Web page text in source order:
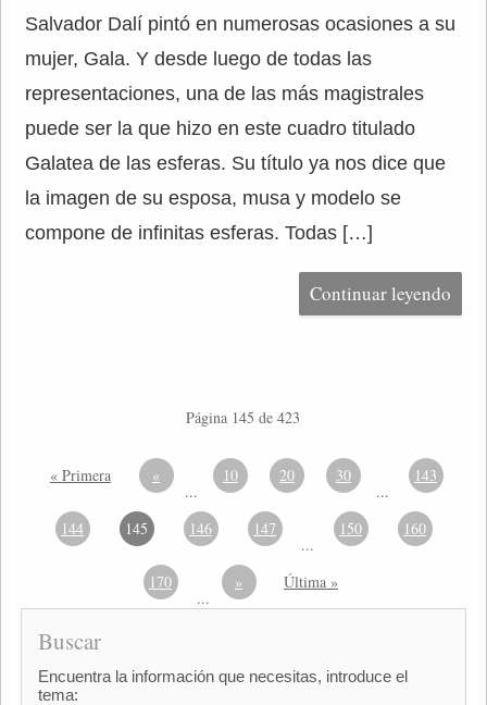
Salvador Dalí pintó en numerosas ocasiones a su
mujer, Gala. Y desde luego de todas las
representaciones, una de las más magistrales
puede ser la que hizo en este cuadro titulado
Galatea de las esferas. Su título ya nos dice que
la imagen de su esposa, musa y modelo se
compone de infinitas esferas. Todas […]
Continuar leyendo
Página 145 de 423
« Primera «
...
10 20 30
...
143
144 145 146 147
...
150 160
170
...
» Última »
Buscar
Encuentra la información que necesitas, introduce el
tema: